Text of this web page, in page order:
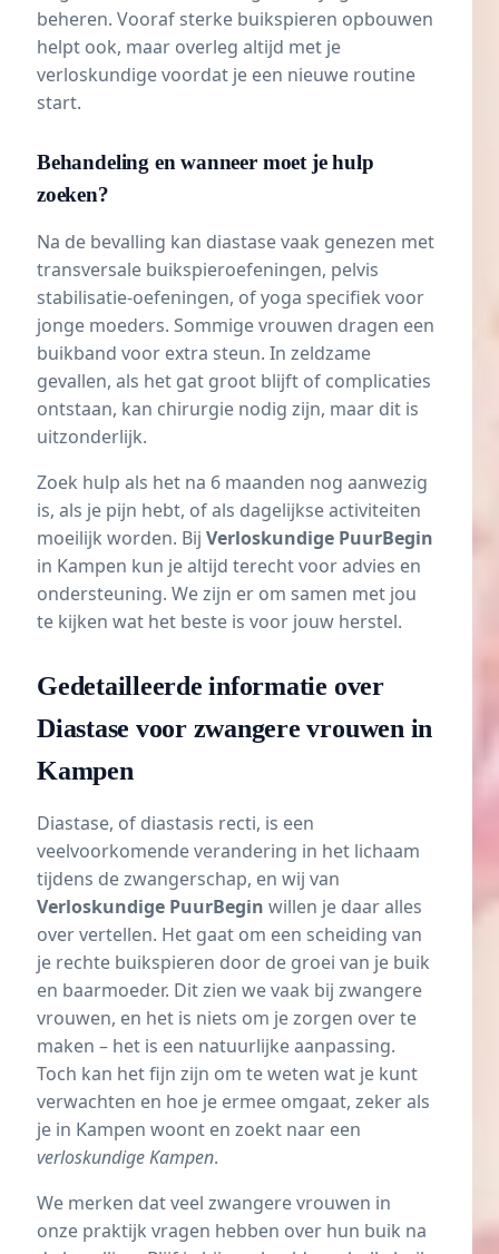
beheren. Vooraf sterke buikspieren opbouwen
helpt ook, maar overleg altijd met je
verloskundige voordat je een nieuwe routine
start.
Behandeling en wanneer moet je hulp
zoeken?
Na de bevalling kan diastase vaak genezen met
transversale buikspieroefeningen, pelvis
stabilisatie-oefeningen, of yoga specifiek voor
jonge moeders. Sommige vrouwen dragen een
buikband voor extra steun. In zeldzame
gevallen, als het gat groot blijft of complicaties
ontstaan, kan chirurgie nodig zijn, maar dit is
uitzonderlijk.
Zoek hulp als het na 6 maanden nog aanwezig
is, als je pijn hebt, of als dagelijkse activiteiten
moeilijk worden. Bij Verloskundige PuurBegin
in Kampen kun je altijd terecht voor advies en
ondersteuning. We zijn er om samen met jou
te kijken wat het beste is voor jouw herstel.
Gedetailleerde informatie over
Diastase voor zwangere vrouwen in
Kampen
Diastase, of diastasis recti, is een
veelvoorkomende verandering in het lichaam
tijdens de zwangerschap, en wij van
Verloskundige PuurBegin willen je daar alles
over vertellen. Het gaat om een scheiding van
je rechte buikspieren door de groei van je buik
en baarmoeder. Dit zien we vaak bij zwangere
vrouwen, en het is niets om je zorgen over te
maken – het is een natuurlijke aanpassing.
Toch kan het fijn zijn om te weten wat je kunt
verwachten en hoe je ermee omgaat, zeker als
je in Kampen woont en zoekt naar een
verloskundige Kampen.
We merken dat veel zwangere vrouwen in
onze praktijk vragen hebben over hun buik na